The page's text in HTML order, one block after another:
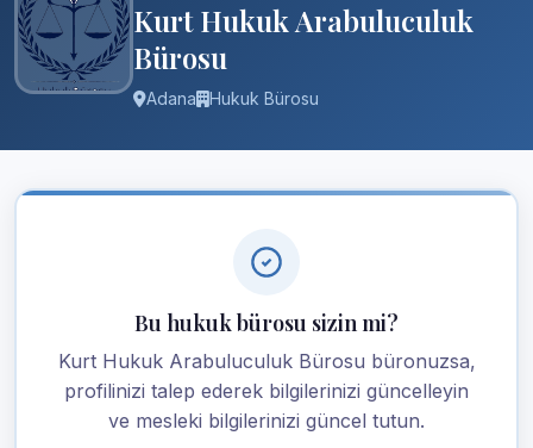
Kurt Hukuk Arabuluculuk
Bürosu
Adana Hukuk Bürosu
Bu hukuk bürosu sizin mi?
Kurt Hukuk Arabuluculuk Bürosu büronuzsa,
profilinizi talep ederek bilgilerinizi güncelleyin
ve mesleki bilgilerinizi güncel tutun.